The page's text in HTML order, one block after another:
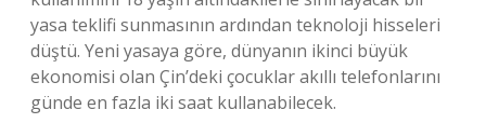
yasa teklifi sunmasının ardından teknoloji hisseleri
düştü. Yeni yasaya göre, dünyanın ikinci büyük
ekonomisi olan Çin’deki çocuklar akıllı telefonlarını
günde en fazla iki saat kullanabilecek.